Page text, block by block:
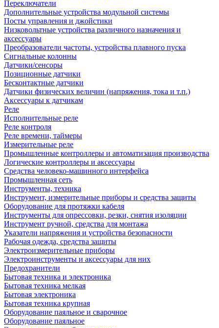
Переключатели
Дополнительные устройства модульной системы
Посты управления и джойстики
Низковольтные устройства различного назначения и
аксессуары
Преобразователи частоты, устройства плавного пуска
Сигнальные колонны
Датчики/сенсоры
Позиционные датчики
Бесконтактные датчики
Датчики физических величин (напряжения, тока и т.п.)
Аксессуары к датчикам
Реле
Исполнительные реле
Реле контроля
Реле времени, таймеры
Измерительные реле
Промышленные контроллеры и автоматизация производства
Логические контроллеры и аксессуары
Средства человеко-машинного интерфейса
Промышленная сеть
Инструменты, техника
Инструмент, измерительные приборы и средства защиты
Оборудование для протяжки кабеля
Инструменты для опрессовки, резки, снятия изоляции
Инструмент ручной, средства для монтажа
Указатели напряжения и устройства безопасности
Рабочая одежда, средства защиты
Электроизмерительные приборы
Электроинструменты и аксессуары для них
Предохранители
Бытовая техника и электроника
Бытовая техника мелкая
Бытовая электроника
Бытовая техника крупная
Оборудование паяльное и сварочное
Оборудование паяльное